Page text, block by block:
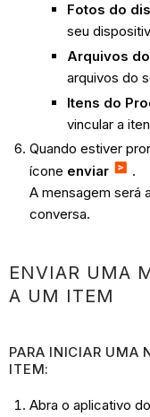
Fotos do
seu
Arquivos
arquivos do
Itens do
vincular a
Quando estiver
ícone enviar
.
A mensagem será
conversa.
ENVIAR UMA
A UM ITEM
PARA INICIAR UMA
ITEM:
Abra o aplicativo do